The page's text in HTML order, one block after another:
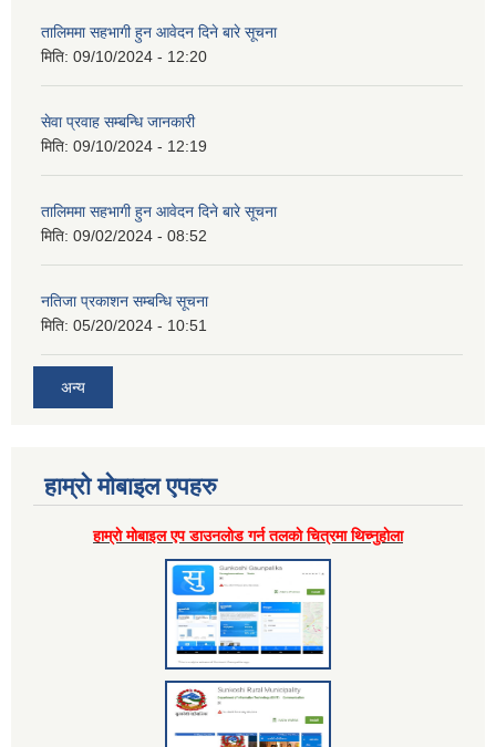
तालिममा सहभागी हुन आवेदन दिने बारे सूचना
मिति: 09/10/2024 - 12:20
सेवा प्रवाह सम्बन्धि जानकारी
मिति: 09/10/2024 - 12:19
तालिममा सहभागी हुन आवेदन दिने बारे सूचना
मिति: 09/02/2024 - 08:52
नतिजा प्रकाशन सम्बन्धि सूचना
मिति: 05/20/2024 - 10:51
अन्य
हाम्राे माेबाइल एपहरु
हाम्राे माेबाइल एप डाउनलाेड गर्न तलकाे चित्रमा थिच्नुहाेला